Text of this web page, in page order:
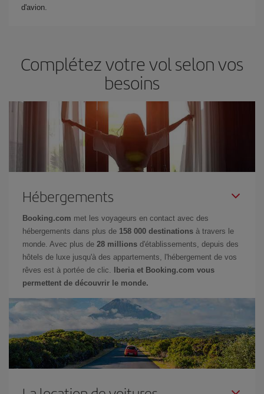
d'avion.
Complétez votre vol selon vos
besoins
Hébergements
Booking.com met les voyageurs en contact avec des
hébergements dans plus de 158 000 destinations à travers le
monde. Avec plus de 28 millions d'établissements, depuis des
hôtels de luxe jusqu'à des appartements, l'hébergement de vos
rêves est à portée de clic.
Iberia et Booking.com vous
permettent de découvrir le monde.